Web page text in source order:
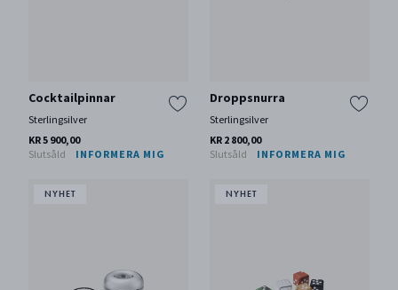
Cocktailpinnar
Sterlingsilver
KR 5 900,00
Slutsåld
INFORMERA MIG
Droppsnurra
Sterlingsilver
KR 2 800,00
Slutsåld
INFORMERA MIG